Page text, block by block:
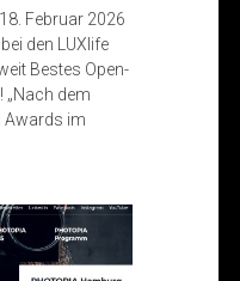
Februar 2026
den LUXlife
Bestes Open-
„Nach dem
Awards im